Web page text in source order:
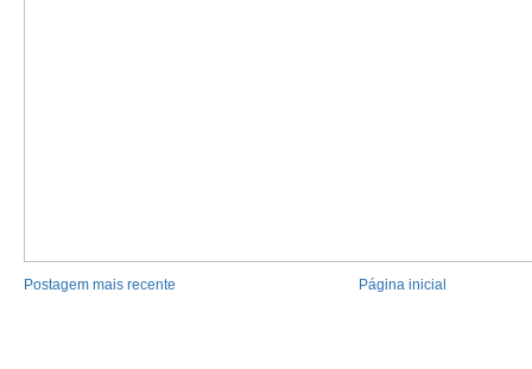
Postagem mais recente Página inicial